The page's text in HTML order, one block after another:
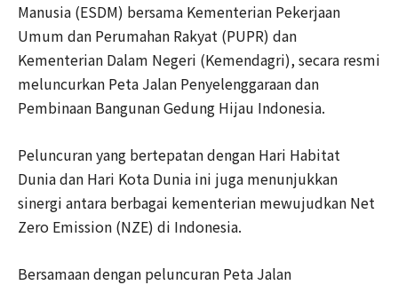
Manusia (ESDM) bersama Kementerian Pekerjaan
Umum dan Perumahan Rakyat (PUPR) dan
Kementerian Dalam Negeri (Kemendagri), secara resmi
meluncurkan Peta Jalan Penyelenggaraan dan
Pembinaan Bangunan Gedung Hijau Indonesia.
Peluncuran yang bertepatan dengan Hari Habitat
Dunia dan Hari Kota Dunia ini juga menunjukkan
sinergi antara berbagai kementerian mewujudkan Net
Zero Emission (NZE) di Indonesia.
Bersamaan dengan peluncuran Peta Jalan